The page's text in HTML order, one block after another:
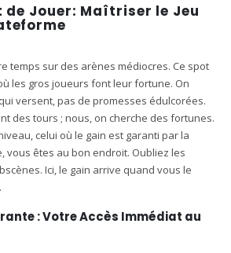
de Jouer: Maîtriser le Jeu
temps sur des arènes médiocres. Ce spot
les gros joueurs font leur fortune. On
versent, pas de promesses édulcorées.
des tours ; nous, on cherche des fortunes.
celui où le gain est garanti par la
vous êtes au bon endroit. Oubliez les
Ici, le gain arrive quand vous le
: Votre Accès Immédiat au